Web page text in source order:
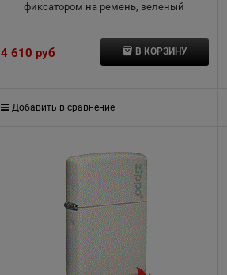
фиксатором на ремень, зеленый
4 610 руб В КОРЗИНУ
Добавить в сравнение